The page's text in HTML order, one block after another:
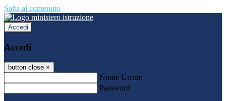
Salta al contenuto
Accedi
Accedi
button close ×
Nome Utente
Password